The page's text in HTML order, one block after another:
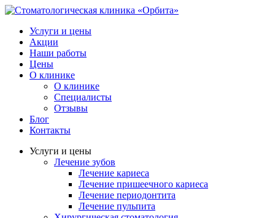
Услуги и цены
Акции
Наши работы
Цены
О клинике
О клинике
Специалисты
Отзывы
Блог
Контакты
Услуги и цены
Лечение зубов
Лечение кариеса
Лечение пришеечного кариеса
Лечение периодонтита
Лечение пульпита